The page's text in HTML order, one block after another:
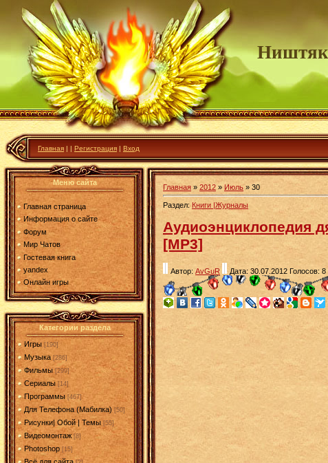
Главная | | Регистрация | Вход
Меню сайта
Главная страница
Информация о сайте
Форум
Мир Чатов
Гостевая книга
yandex
Онлайн игры
Категории раздела
Игры [190]
Музыка [286]
Фильмы [299]
Сериалы [14]
Программы [467]
Для Телефона (Мабилка) [50]
Рисунки| Обой | Темы [55]
Видеомонтаж [8]
Photoshop [15]
Главная » 2012 » Июль » 30
Раздел: Книги |Журналы
Аудиоэнциклопедия
[MP3]
Автор: AvGuR Дата: 30.07.2012 Голосов: 8